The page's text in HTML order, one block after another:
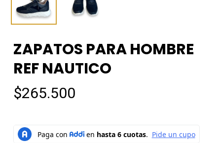
ZAPATOS PARA HOMBRE
REF NAUTICO
$265.500